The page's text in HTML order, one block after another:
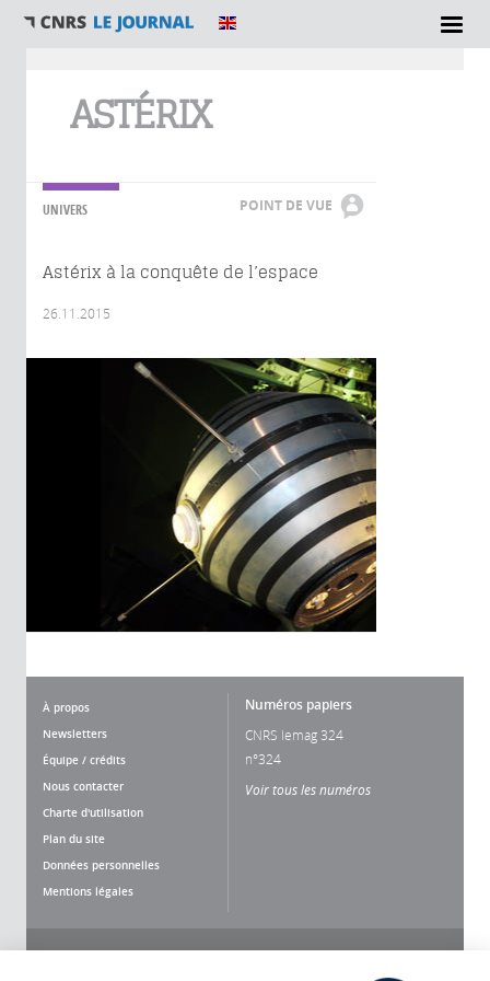
ASTÉRIX
UNIVERS POINT DE VUE
Astérix à la conquête de l’espace
26.11.2015
À propos
Newsletters
Équipe / crédits
Nous contacter
Charte d'utilisation
Plan du site
Données personnelles
Mentions légales
Numéros papiers
CNRS lemag 324
n°324
Voir tous les numéros